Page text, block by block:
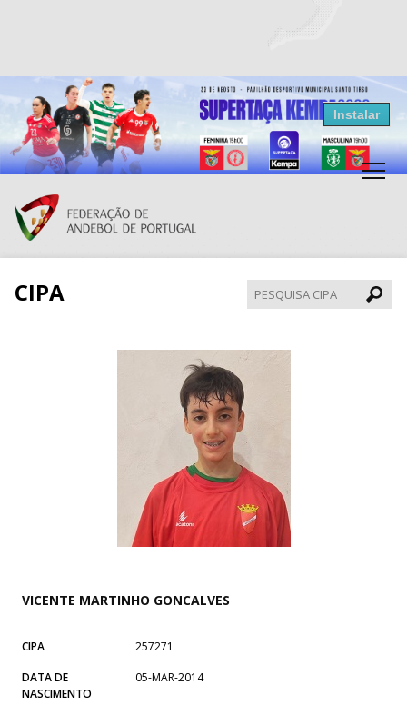
Resultados Andebol
Federação de Andebol de Portugal
Grátis - Disponivel na Play Store
Instalar
CIPA
CIPA
VICENTE MARTINHO GONCALVES
CIPA
257271
DATA DE
NASCIMENTO
05-MAR-2014